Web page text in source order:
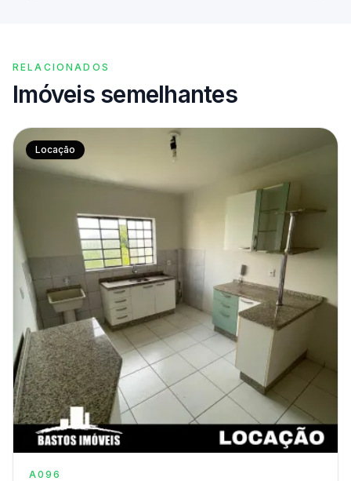
RELACIONADOS
Imóveis semelhantes
Locação
A096